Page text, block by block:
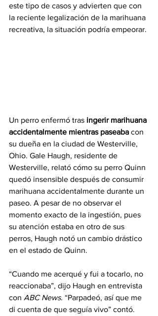
este tipo de casos y advierten que con
la reciente legalización de la marihuana
recreativa, la situación podría empeorar.
Un perro enfermó tras ingerir marihuana
accidentalmente mientras paseaba con
su dueña en la ciudad de Westerville,
Ohio. Gale Haugh, residente de
Westerville, relató cómo su perro Quinn
quedó insensible después de consumir
marihuana accidentalmente durante un
paseo. A pesar de no observar el
momento exacto de la ingestión, pues
su atención estaba en otro de sus
perros, Haugh notó un cambio drástico
en el estado de Quinn.
“Cuando me acerqué y fui a tocarlo, no
reaccionaba”, dijo Haugh en entrevista
con ABC News. “Parpadeó, así que me
di cuenta de que seguía vivo” contó.